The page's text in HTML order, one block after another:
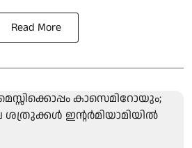
Read More